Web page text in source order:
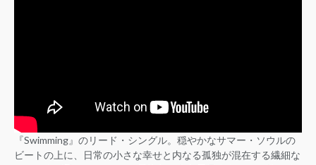
『Swimming』のリード・シングル。穏やかなサマー・ソウルの
ビートの上に、日常の小さな幸せと内なる孤独が混在する繊細な